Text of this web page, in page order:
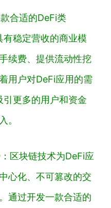
合适的DeFi类
稳定营收的商业模
续费、提供流动性挖
用户对DeFi应用的需
更多的用户和资金
。
区块链技术为DeFi应
心化、不可篡改的交
通过开发一款合适的